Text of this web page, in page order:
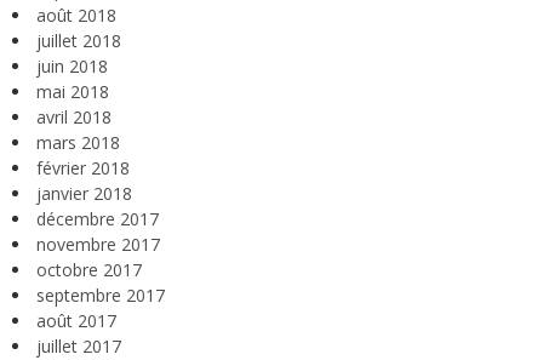
août 2018
juillet 2018
juin 2018
mai 2018
avril 2018
mars 2018
février 2018
janvier 2018
décembre 2017
novembre 2017
octobre 2017
septembre 2017
août 2017
juillet 2017